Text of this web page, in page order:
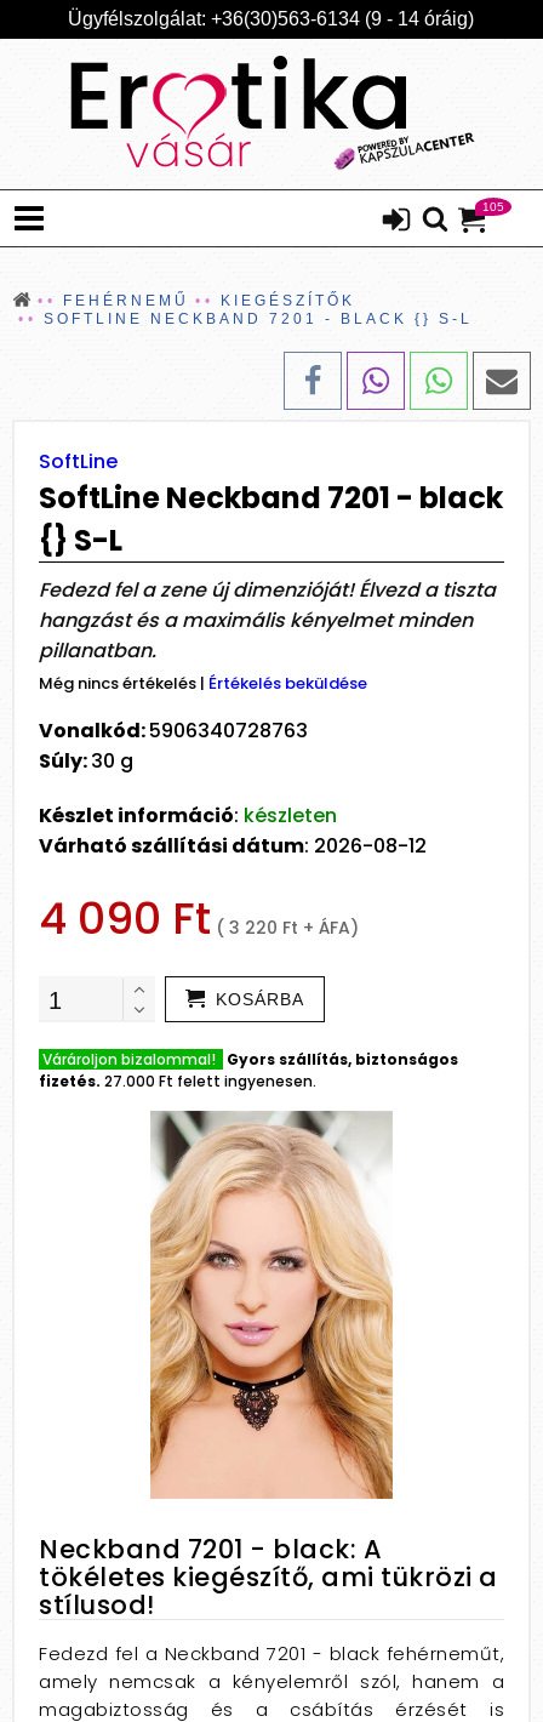
Ügyfélszolgálat: +36(30)563-6134 (9 - 14 óráig)
105
FEHÉRNEMŰ
KIEGÉSZÍTŐK
SOFTLINE NECKBAND 7201 - BLACK {} S-L
SoftLine
SoftLine Neckband 7201 - black
{} S-L
Fedezd fel a zene új dimenzióját! Élvezd a tiszta
hangzást és a maximális kényelmet minden
pillanatban.
Még nincs értékelés | Értékelés beküldése
Vonalkód:5906340728763
Súly:30 g
Készlet információ: készleten
Várható szállítási dátum: 2026-08-12
4 090 Ft ( 3 220 Ft + ÁFA)
KOSÁRBA
Várároljon bizalommal! Gyors szállítás, biztonságos
fizetés. 27.000 Ft felett ingyenesen.
Neckband 7201 - black: A
tökéletes kiegészítő, ami tükrözi a
stílusod!
Fedezd fel a Neckband 7201 - black fehérneműt,
amely nemcsak a kényelemről szól, hanem a
magabiztosság és a csábítás érzését is